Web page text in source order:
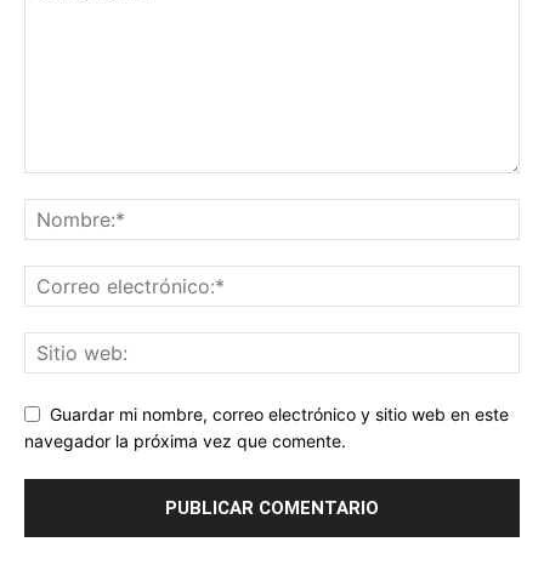
Guardar mi nombre, correo electrónico y sitio web en este
navegador la próxima vez que comente.